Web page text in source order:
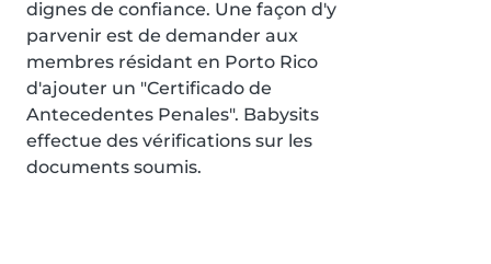
dignes de confiance. Une façon d'y
parvenir est de demander aux
membres résidant en Porto Rico
d'ajouter un "Certificado de
Antecedentes Penales". Babysits
effectue des vérifications sur les
documents soumis.